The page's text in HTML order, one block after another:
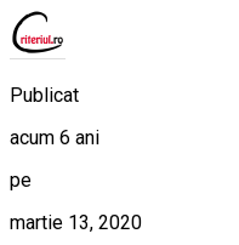
Publicat
acum 6 ani
pe
martie 13, 2020